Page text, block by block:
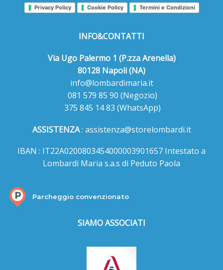
Privacy Policy Cookie Policy Termini e Condizioni
INFO&CONTATTI
Via Ugo Palermo 1 (P.zza Arenella)
80128 Napoli (NA)
info@lombardimaria.it
081 579 85 90 (Negozio)
375 845 14 83 (WhatsApp)
ASSISTENZA: assistenza@storelombardi.it
IBAN : IT22A0200803454000003901657 Intestato a
Lombardi Maria s.a.s di Peduto Paola
Parcheggio convenzionato
SIAMO ASSOCIATI